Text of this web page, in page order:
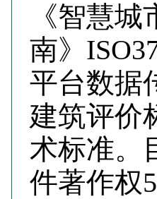
《智慧
南》
平台数据
建筑评价
术标准。
件著作权